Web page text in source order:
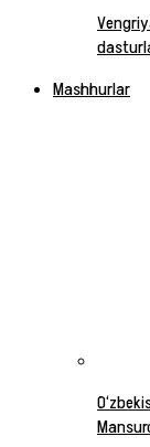
Mashhurlar